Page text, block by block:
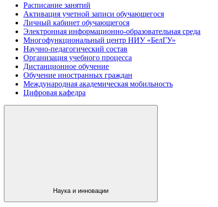
Расписание занятий
Активация учетной записи обучающегося
Личный кабинет обучающегося
Электронная информационно-образовательная среда
Многофункциональный центр НИУ «БелГУ»
Научно-педагогический состав
Организация учебного процесса
Дистанционное обучение
Обучение иностранных граждан
Международная академическая мобильность
Цифровая кафедра
Наука и инновации